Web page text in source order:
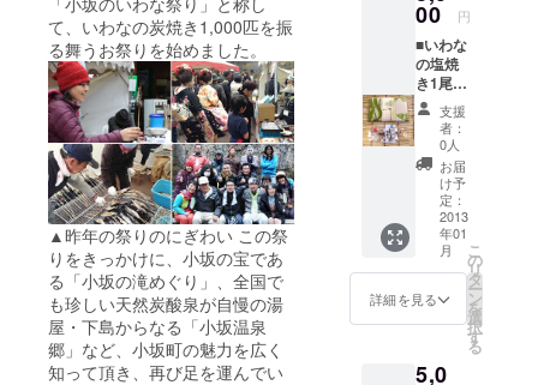
て、いわなの炭焼き1,000匹を振
る舞うお祭りを始めました。
▲昨年の祭りのにぎわい この祭
りをきっかけに、小坂の宝であ
る「小坂の滝めぐり」、全国で
も珍しい天然炭酸泉が自慢の湯
屋・下島からなる「小坂温泉
郷」など、小坂町の魅力を広く
知って頂き、再び足を運んでい
同組合
の川魚
加工品
※商品の
発送は
１１月
下旬〜1
２月初
旬とな
りま
す。
00 円
■いわな
の塩焼
き1尾無
料（当
日お越
しに
なった
方の
み） ■
いわな
骨酒 ■
いわな
祭りオ
リジナ
ル手ぬ
ぐすい
支援
者：
0人
お届
け予
定：
2013
年01
月
詳細を見る
こ
の
リ
タ
ー
ン
を
選
択
す
る
5,0